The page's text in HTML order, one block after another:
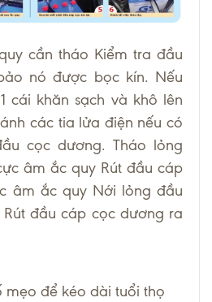
cần tháo Kiểm tra đầu
nó được bọc kín. Nếu
cái khăn sạch và khô lên
các tia lửa điện nếu có
cọc dương. Tháo lỏng
âm ắc quy Rút đầu cáp
âm ắc quy Nới lỏng đầu
đầu cáp cọc dương ra
mẹo để kéo dài tuổi thọ